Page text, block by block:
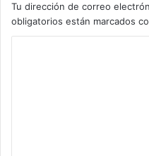
Tu dirección de correo
obligatorios están marcados